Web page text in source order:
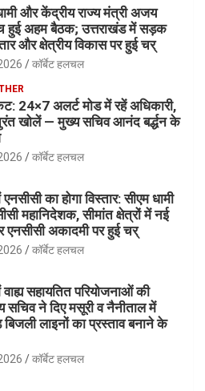
और केंद्रीय राज्य मंत्री अजय
हुई अहम बैठक; उत्तराखंड में सड़क
और क्षेत्रीय विकास पर हुई चर्
कॉर्बेट हलचल
24×7 अलर्ट मोड में रहें अधिकारी,
खोलें — मुख्य सचिव आनंद बर्द्धन के
कॉर्बेट हलचल
का होगा विस्तार: सीएम धामी
महानिदेशक, सीमांत क्षेत्रों में नई
एनसीसी अकादमी पर हुई चर्
कॉर्बेट हलचल
सहायतित परियोजनाओं की
सचिव ने दिए मसूरी व नैनीताल में
लाइनों का प्रस्ताव बनाने के
कॉर्बेट हलचल